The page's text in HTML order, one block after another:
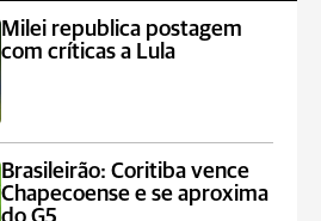
Milei republica postagem
com críticas a Lula
Brasileirão: Coritiba vence
Chapecoense e se aproxima